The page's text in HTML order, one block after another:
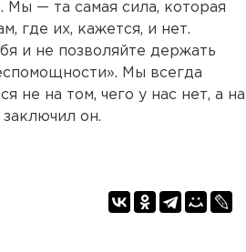
Мы — та самая сила, которая
где их, кажется, и нет.
и не позволяйте держать
Мы всегда
не на том, чего у нас нет, а на
заключил он.